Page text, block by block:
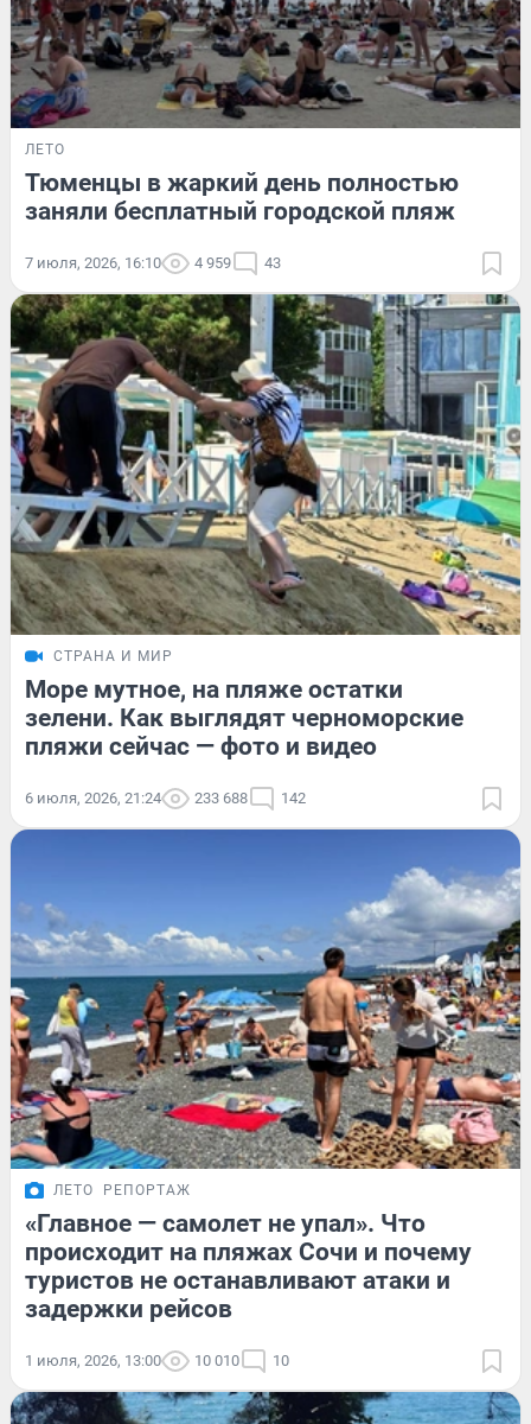
ЛЕТО
Тюменцы в жаркий день полностью
заняли бесплатный городской пляж
7 июля, 2026, 16:10 4 959 43
СТРАНА И МИР
Море мутное, на пляже остатки
зелени. Как выглядят черноморские
пляжи сейчас — фото и видео
6 июля, 2026, 21:24 233 688 142
ЛЕТО РЕПОРТАЖ
«Главное — самолет не упал». Что
происходит на пляжах Сочи и почему
туристов не останавливают атаки и
задержки рейсов
1 июля, 2026, 13:00 10 010 10